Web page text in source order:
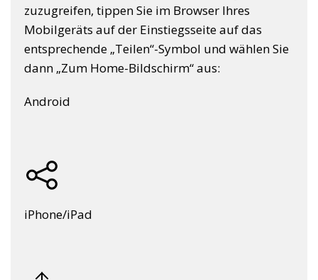
zuzugreifen, tippen Sie im Browser Ihres
Mobilgeräts auf der Einstiegsseite auf das
entsprechende „Teilen“-Symbol und wählen Sie
dann „Zum Home-Bildschirm“ aus:
Android
iPhone/iPad